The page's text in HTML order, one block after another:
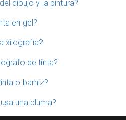
dibujo y la pintura?
en gel?
xilografia?
de tinta?
o barniz?
una pluma?